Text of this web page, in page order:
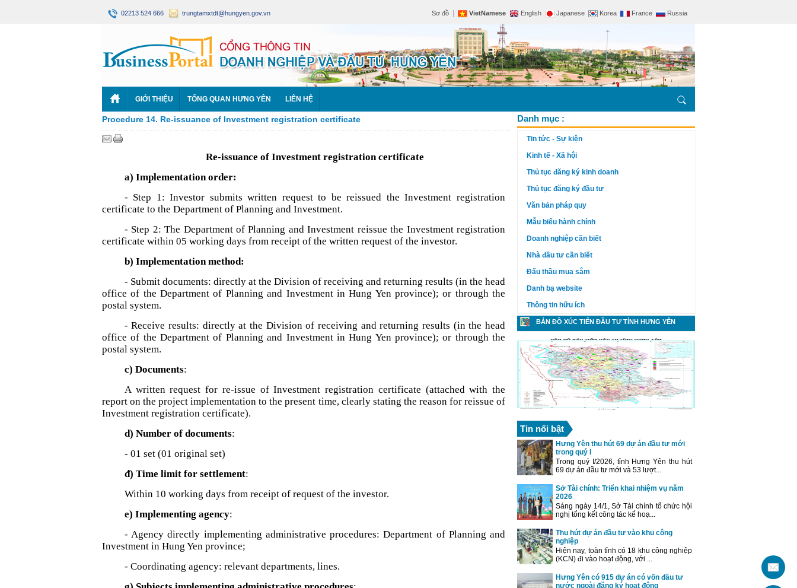
02213 524 666 trungtamxtdt@hungyen.gov.vn Sơ đồ VietNamese English Japanese Korea France Russia
GIỚI THIỆU TỔNG QUAN HƯNG YÊN LIÊN HỆ
Procedure 14. Re-issuance of Investment registration certificate
Re-issuance of Investment registration certificate
a) Implementation order:
- Step 1: Investor submits written request to be reissued the Investment registration
certificate to the Department of Planning and Investment.
- Step 2: The Department of Planning and Investment reissue the Investment registration
certificate within 05 working days from receipt of the written request of the investor.
b) Implementation method:
- Submit documents: directly at the Division of receiving and returning results (in the head
office of the Department of Planning and Investment in Hung Yen province); or through the
postal system.
- Receive results: directly at the Division of receiving and returning results (in the head
office of the Department of Planning and Investment in Hung Yen province); or through the
postal system.
c) Documents:
A written request for re-issue of Investment registration certificate (attached with the
report on the project implementation to the present time, clearly stating the reason for reissue of
Investment registration certificate).
d) Number of documents:
- 01 set (01 original set)
đ) Time limit for settlement:
Within 10 working days from receipt of request of the investor.
e) Implementing agency:
- Agency directly implementing administrative procedures: Department of Planning and
Investment in Hung Yen province;
- Coordinating agency: relevant departments, lines.
Danh mục :
Tin tức - Sự kiện
Kinh tế - Xã hội
Thủ tục đăng ký kinh doanh
Thủ tục đăng ký đầu tư
Văn bản pháp quy
Mẫu biểu hành chính
Doanh nghiệp cần biết
Nhà đầu tư cần biết
Đấu thầu mua sắm
Danh bạ website
Thông tin hữu ích
BẢN ĐỒ XÚC TIẾN ĐẦU TƯ TỈNH HƯNG YÊN
Tin nổi bật
Hưng Yên thu hút 69 dự án đầu tư mới
trong quý I
Trong quý I/2026, tỉnh Hưng Yên thu hút
69 dự án đầu tư mới và 53 lượt...
Sở Tài chính: Triển khai nhiệm vụ năm
2026
Sáng ngày 14/1, Sở Tài chính tổ chức hội
nghị tổng kết công tác kế hoạ...
Thu hút dự án đầu tư vào khu công
nghiệp
Hiện nay, toàn tỉnh có 18 khu công nghiệp
(KCN) đi vào hoạt động, với ...
Hưng Yên có 915 dự án có vốn đầu tư
nước ngoài đăng ký hoạt động